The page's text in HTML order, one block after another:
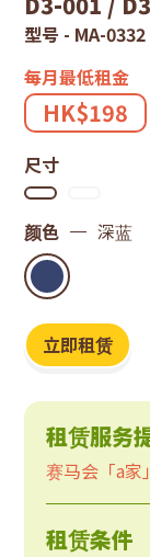
赁
系
统
型号 - MA-
每月最低租金
HK$198
尺寸
颜色 深蓝
立即租赁
租赁服务
赛马会「a家
租赁条件